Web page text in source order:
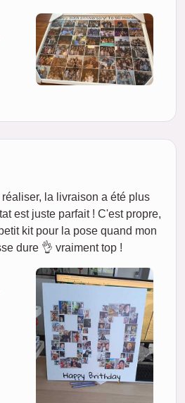
la livraison a été plus
est juste parfait ! C'est propre,
kit pour la pose quand mon
dure 👌 vraiment top !